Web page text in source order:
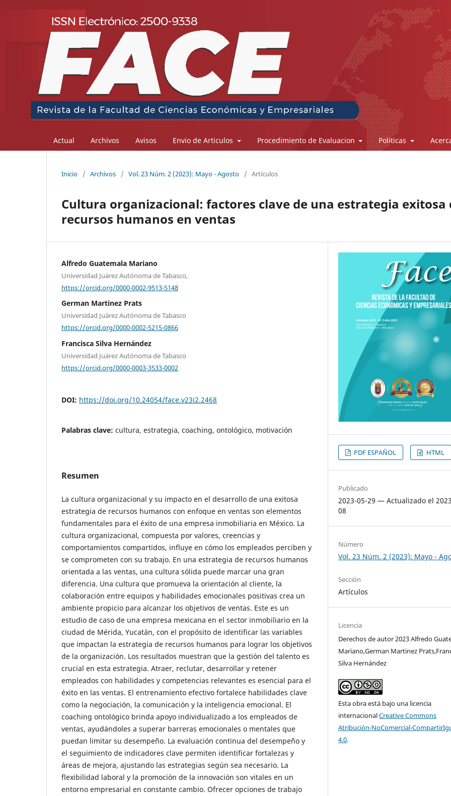
Actual Archivos Avisos Envio de Articulos Procedimiento de Evaluacion Políticas
Inicio / Archivos / Vol. 23 Núm. 2 (2023): Mayo - Agosto / Artículos
Cultura organizacional: factores clave de una estrategia exitosa
recursos humanos en ventas
Alfredo Guatemala Mariano
Universidad Juárez Autónoma de Tabasco,
https://orcid.org/0000-0002-9513-5148
German Martinez Prats
Universidad Juárez Autónoma de Tabasco
https://orcid.org/0000-0002-5215-0866
Francisca Silva Hernández
Universidad Juárez Autónoma de Tabasco
https://orcid.org/0000-0003-3533-0002
DOI: https://doi.org/10.24054/face.v23i2.2468
Palabras clave: cultura, estrategia, coaching, ontológico, motivación
Resumen
La cultura organizacional y su impacto en el desarrollo de una exitosa
estrategia de recursos humanos con enfoque en ventas son elementos
fundamentales para el éxito de una empresa inmobiliaria en México. La
cultura organizacional, compuesta por valores, creencias y
comportamientos compartidos, influye en cómo los empleados perciben y
se comprometen con su trabajo. En una estrategia de recursos humanos
orientada a las ventas, una cultura sólida puede marcar una gran
diferencia. Una cultura que promueva la orientación al cliente, la
colaboración entre equipos y habilidades emocionales positivas crea un
ambiente propicio para alcanzar los objetivos de ventas. Este es un
estudio de caso de una empresa mexicana en el sector inmobiliario en la
ciudad de Mérida, Yucatán, con el propósito de identificar las variables
que impactan la estrategia de recursos humanos para lograr los objetivos
de la organización. Los resultados muestran que la gestión del talento es
crucial en esta estrategia. Atraer, reclutar, desarrollar y retener
empleados con habilidades y competencias relevantes es esencial para el
éxito en las ventas. El entrenamiento efectivo fortalece habilidades clave
como la negociación, la comunicación y la inteligencia emocional. El
coaching ontológico brinda apoyo individualizado a los empleados de
ventas, ayudándoles a superar barreras emocionales o mentales que
puedan limitar su desempeño. La evaluación continua del desempeño y
el seguimiento de indicadores clave permiten identificar fortalezas y
áreas de mejora, ajustando las estrategias según sea necesario. La
flexibilidad laboral y la promoción de la innovación son vitales en un
entorno empresarial en constante cambio. Ofrecer opciones de trabajo
PDF ESPAÑOL HTML
Publicado
2023-05-29 — Actualizado el
08
Número
Vol. 23 Núm. 2 (2023): Mayo -
Sección
Artículos
Licencia
Derechos de autor 2023 Alfredo
Mariano,German Martinez
Silva Hernández
Esta obra está bajo una licencia
internacionalCreative Commons
Atribución-NoComercial-
4.0.